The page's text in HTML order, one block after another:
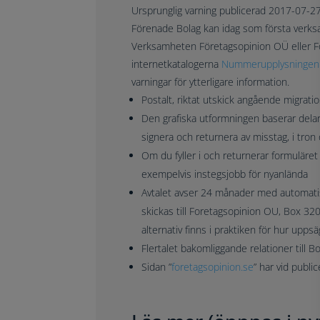
Ursprunglig varning publicerad 2017-07-
Förenade Bolag kan idag som första
Verksamheten Företagsopinion OÜ eller
internetkatalogerna Nummerupplysningen
varningar för ytterligare information.
Postalt, riktat utskick angående
Den grafiska utformningen baserar
signera och returnera av misstag, i
Om du fyller i och returnerar formuläret
exempelvis instegsjobb för nyanlända
Avtalet avser 24 månader med
skickas till Foretagsopinion OU, Box
alternativ finns i praktiken för hur
Flertalet bakomliggande relationer till
Sidan ”foretagsopinion.se” har vid